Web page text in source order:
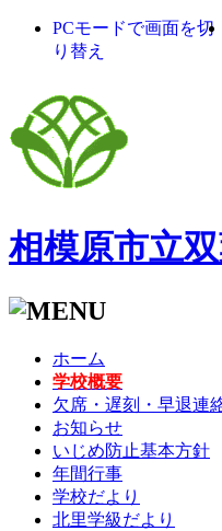
PCモードで画面を切
り替え
相模原市立
ホーム
学校概要
欠席・遅刻・早退連
お知らせ
いじめ防止基本方針
年間行事
学校だより
北里学級だより